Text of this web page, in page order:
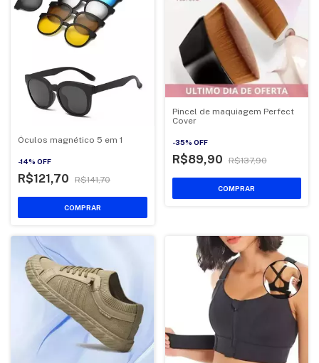
Óculos magnético 5 em 1
-14% OFF
R$121,70 R$141,70
COMPRAR
Pincel de maquiagem Perfect
Cover
-35% OFF
R$89,90 R$137,90
COMPRAR